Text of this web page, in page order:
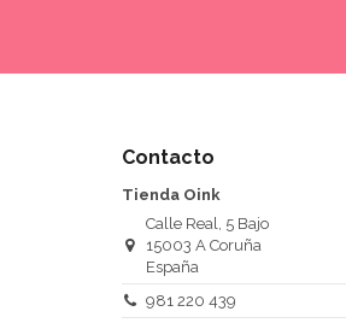
Contacto
Tienda Oink
Calle Real, 5 Bajo
15003 A Coruña
España
981 220 439